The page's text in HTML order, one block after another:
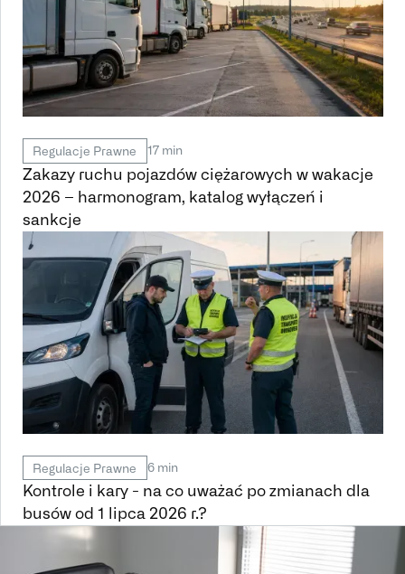
Regulacje Prawne 17 min
Zakazy ruchu pojazdów ciężarowych w wakacje
2026 – harmonogram, katalog wyłączeń i
sankcje
Regulacje Prawne 6 min
Kontrole i kary - na co uważać po zmianach dla
busów od 1 lipca 2026 r.?